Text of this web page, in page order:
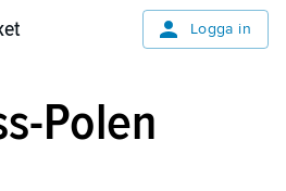
Logga in
Polen